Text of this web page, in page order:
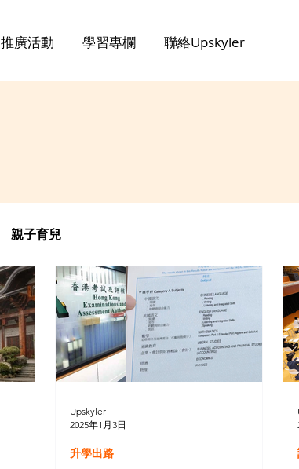
推廣活動 學習專欄 聯絡Upskyler
親子育兒
升學出路
Upskyler
2025年1月3日